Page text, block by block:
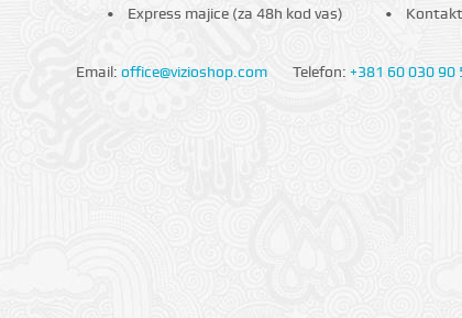
Express majice (za 48h kod vas)
Kontakt
Email: office@vizioshop.com Telefon: +381 60 030 90